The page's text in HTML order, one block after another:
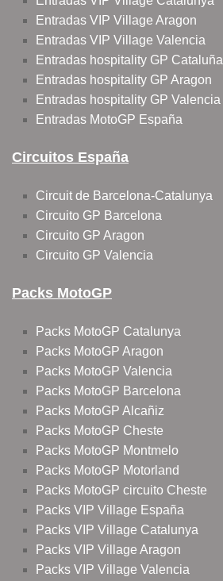
Entradas VIP Village Aragon
Entradas VIP Village Valencia
Entradas hospitality GP Cataluña
Entradas hospitality GP Aragon
Entradas hospitality GP Valencia
Entradas MotoGP España
Circuitos España
Circuit de Barcelona-Catalunya
Circuito GP Barcelona
Circuito GP Aragon
Circuito GP Valencia
Packs MotoGP
Packs MotoGP Catalunya
Packs MotoGP Aragon
Packs MotoGP Valencia
Packs MotoGP Barcelona
Packs MotoGP Alcañiz
Packs MotoGP Cheste
Packs MotoGP Montmelo
Packs MotoGP Motorland
Packs MotoGP circuito Cheste
Packs VIP Village España
Packs VIP Village Catalunya
Packs VIP Village Aragon
Packs VIP Village Valencia